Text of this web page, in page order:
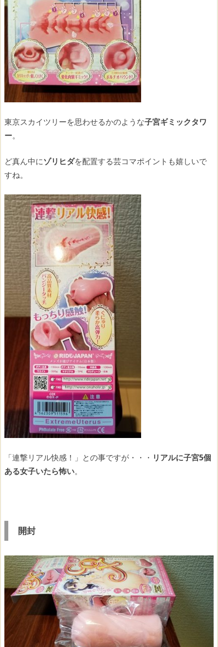
東京スカイツリーを思わせるかのような子宮ギミックタワ
ー。
ど真ん中にゾリヒダを配置する芸コマポイントも嬉しいで
すね。
「連撃リアル快感！」との事ですが・・・ リアルに子宮5個
ある女子いたら怖い。
開封